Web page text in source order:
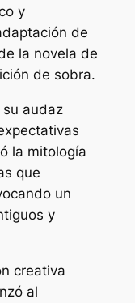
y
de
la novela de
de sobra.
audaz
la mitología
que
un
y
creativa
al